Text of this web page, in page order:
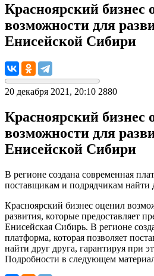
Красноярский бизнес
возможности для
Енисейской Сибири
20 декабря 2021, 20:10 2880
Красноярский бизнес
возможности для
Енисейской Сибири
В регионе создана современная
поставщикам и подрядчикам найти
Красноярский бизнес оценил
развития, которые предоставляет
Енисейская Сибирь. В регионе
платформа, которая позволяет
найти друг друга, гарантируя при
Подробности в следующем